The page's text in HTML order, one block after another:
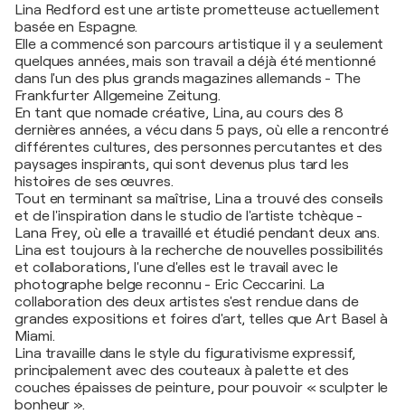
Lina Redford est une artiste prometteuse actuellement
basée en Espagne.
Elle a commencé son parcours artistique il y a seulement
quelques années, mais son travail a déjà été mentionné
dans l'un des plus grands magazines allemands - The
Frankfurter Allgemeine Zeitung.
En tant que nomade créative, Lina, au cours des 8
dernières années, a vécu dans 5 pays, où elle a rencontré
différentes cultures, des personnes percutantes et des
paysages inspirants, qui sont devenus plus tard les
histoires de ses œuvres.
Tout en terminant sa maîtrise, Lina a trouvé des conseils
et de l'inspiration dans le studio de l'artiste tchèque -
Lana Frey, où elle a travaillé et étudié pendant deux ans.
Lina est toujours à la recherche de nouvelles possibilités
et collaborations, l'une d'elles est le travail avec le
photographe belge reconnu - Eric Ceccarini. La
collaboration des deux artistes s'est rendue dans de
grandes expositions et foires d'art, telles que Art Basel à
Miami.
Lina travaille dans le style du figurativisme expressif,
principalement avec des couteaux à palette et des
couches épaisses de peinture, pour pouvoir « sculpter le
bonheur ».